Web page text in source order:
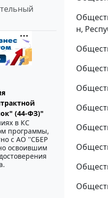
(44-ФЗ)"
в КС
программы,
с АО ''СБЕР
освоившим
н,